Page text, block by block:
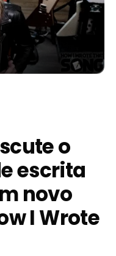
o
escrita
novo
I Wrote